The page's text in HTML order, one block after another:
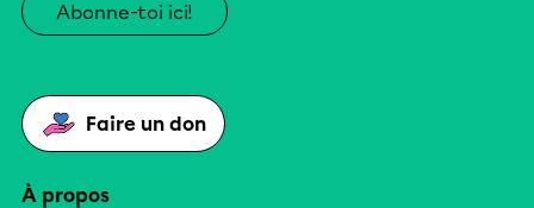
Abonne-toi ici!
Faire un don
À propos